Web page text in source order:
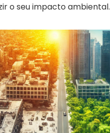
o seu impacto ambiental.